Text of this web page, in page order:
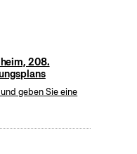
208.
geben Sie eine